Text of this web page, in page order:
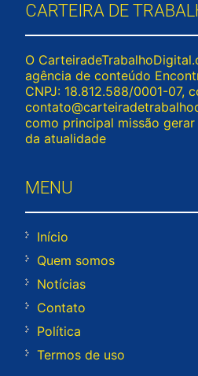
CARTEIRA DE
O
agência de conteúdo
CNPJ: 18.812.588/0001-07,
como principal missão
da atualidade
MENU
Início
Quem somos
Notícias
Contato
Política
Termos de uso